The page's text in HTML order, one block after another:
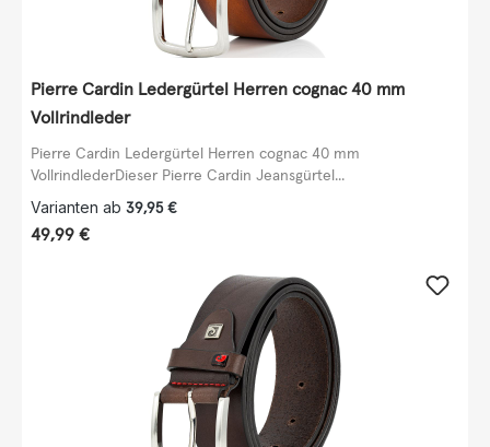
Pierre Cardin Ledergürtel Herren cognac 40 mm
Vollrindleder
Pierre Cardin Ledergürtel Herren cognac 40 mm
VollrindlederDieser Pierre Cardin Jeansgürtel...
Varianten ab 39,95 €
Regulärer Preis:
49,99 €